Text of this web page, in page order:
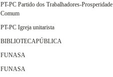
PT-PC Partido dos Trabalhadores-Prosperidade
Comum
PT-PC Igreja unitarista
BIBLIOTECAPÚBLICA
FUNASA
FUNASA